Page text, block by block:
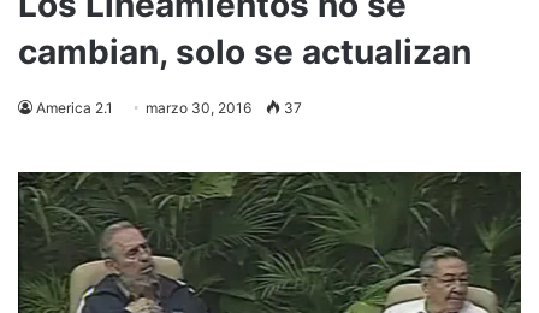
cambian, solo se actualizan
America 2.1 marzo 30, 2016 37